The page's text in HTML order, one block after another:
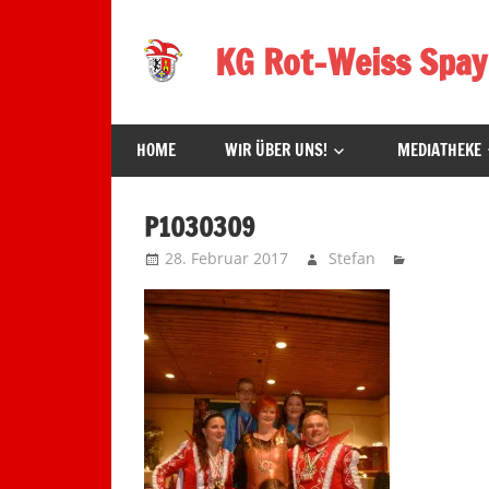
Inhalt
springen
KG Rot-Weiss
in
Spay!
HOME WIR ÜBER UNS! MEDIATHEKE
P1030309
28. Februar 2017 Stefan